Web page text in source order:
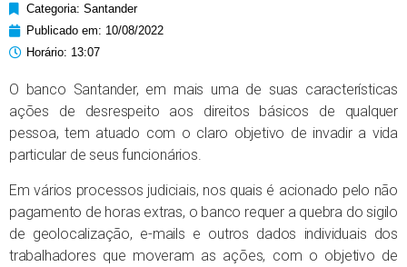
Categoria: Santander
Publicado em: 10/08/2022
Horário: 13:07
O banco Santander, em mais uma de suas características
ações de desrespeito aos direitos básicos de qualquer
pessoa, tem atuado com o claro objetivo de invadir a vida
particular de seus funcionários.
Em vários processos judiciais, nos quais é acionado pelo não
pagamento de horas extras, o banco requer a quebra do sigilo
de geolocalização, e-mails e outros dados individuais dos
trabalhadores que moveram as ações, com o objetivo de